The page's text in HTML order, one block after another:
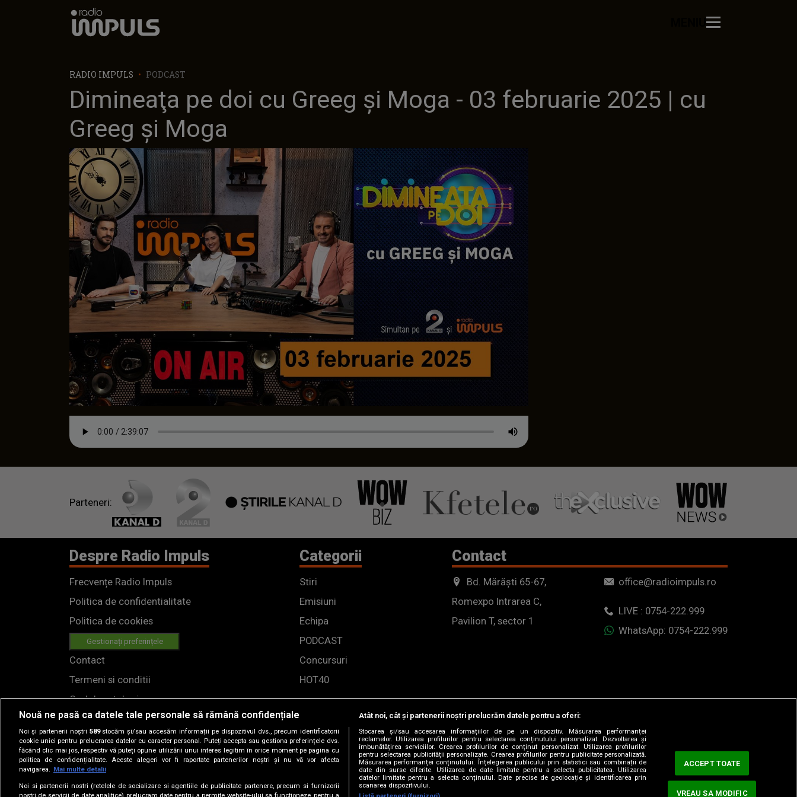
Radio Impuls
RADIO IMPULS PODCAST
Dimineaţa pe doi cu Greeg şi Moga - 03 februarie 2025 | cu
Greeg şi Moga
Parteneri:
Despre Radio Impuls
Frecvențe Radio Impuls
Politica de confidentialitate
Politica de cookies
Gestionați preferințele
Contact
Termeni si conditii
Cod deontologic
Regulamente
Categorii
Stiri
Emisiuni
Echipa
PODCAST
Concursuri
HOT40
Contact
Bd. Mărăști 65-67,
Romexpo Intrarea C,
Pavilion T, sector 1
office@radioimpuls.ro
LIVE : 0754-222.999
WhatsApp: 0754-222.999
Nouă ne pasă ca datele tale personale să rămână confidențiale
Noi și partenerii noștri 589stocăm și/sau accesăm informații pe dispozitivul dvs., precum identificatorii
cookie unici pentru prelucrarea datelor cu caracter personal. Puteți accepta sau gestiona preferințele dvs.
făcând clic mai jos, respectiv vă puteți opune utilizării unui interes legitim în orice moment pe pagina cu
politica de confidențialitate. Aceste alegeri vor fi raportate partenerilor noștri și nu vă vor afecta
navigarea.
Mai multe detalii
Noi si partenerii nostri (retelele de socializare si agentiile de publicitate partenere, precum si furnizorii
nostri de servicii de date analitice) prelucram date pentru a permite website-ului sa functioneze, pentru a
Atât noi, cât și partenerii noștri prelucrăm datele pentru a oferi:
Stocarea și/sau accesarea informațiilor de pe un dispozitiv. Măsurarea performanței
reclamelor. Utilizarea profilurilor pentru selectarea conținutului personalizat. Dezvoltarea și
îmbunătățirea serviciilor. Crearea profilurilor de conținut personalizat. Utilizarea profilurilor
pentru selectarea publicității personalizate. Crearea profilurilor pentru publicitate personalizată.
Măsurarea performanței conținutului. Înțelegerea publicului prin statistici sau combinații de
date din surse diferite. Utilizarea de date limitate pentru a selecta publicitatea. Utilizarea
datelor limitate pentru a selecta conținutul. Date precise de geolocație și identificarea prin
scanarea dispozitivului.
ACCEPT TOATE
VREAU SA MODIFIC